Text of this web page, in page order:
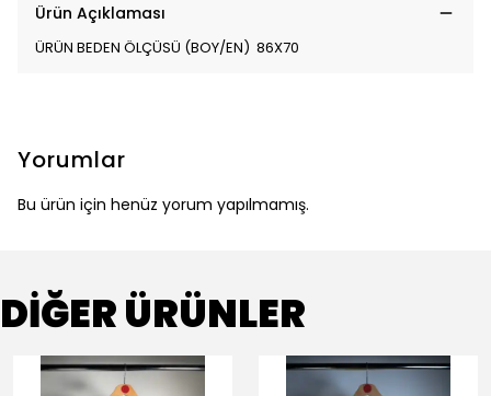
Ürün Açıklaması
ÜRÜN BEDEN ÖLÇÜSÜ (BOY/EN) 86X70
Yorumlar
Bu ürün için henüz yorum yapılmamış.
DİĞER ÜRÜNLER